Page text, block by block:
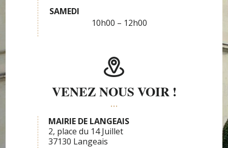
SAMEDI
10h00 – 12h00
VENEZ NOUS VOIR !
MAIRIE DE LANGEAIS
2, place du 14 Juillet
37130 Langeais